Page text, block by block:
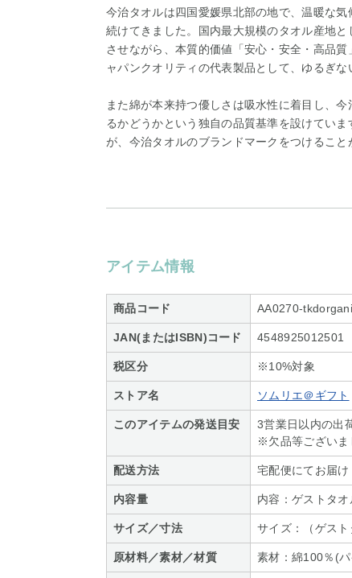
今治タオルは四国愛媛県北部の地で、温暖な
続けてきました。国内最大規模のタオル産地
させながら、本質的価値「安心・安全・高品
ャパンクオリティの代表製品として、ゆるぎな
また綿が本来持つ優しさは吸水性に着目し、
るかどうかという独自の品質基準を設けてい
が、今治タオルのブランドマークをつけること
アイテム情報
商品コード AA0270-
JAN(またはISBN)コード 4548925012501
税区分 ※10%対象
ストア名 ソムリエ＠ギフト
このアイテムの発送目安
3営業日以内の出
※欠品等ございま
配送方法 宅配便にてお届け
内容量 内容：ゲストタオ
サイズ／寸法 サイズ：（ゲス
原材料／素材／材質 素材：綿100％(